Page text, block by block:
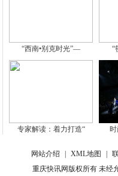
“西南•别克时光”— “
专家解读：着力打造“
网站介绍 XML地图
重庆快讯网版权所有 未经